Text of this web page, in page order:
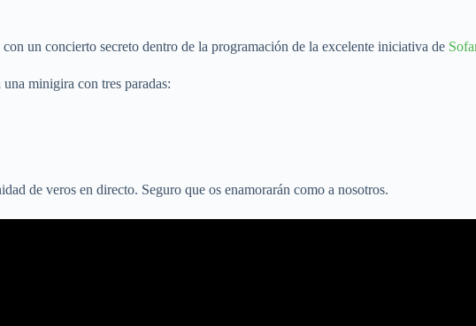
un concierto secreto dentro de la programación de la excelente iniciativa de
minigira con tres paradas:
de veros en directo. Seguro que os enamorarán como a nosotros.